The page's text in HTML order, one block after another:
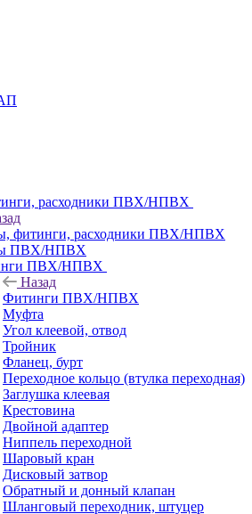
расходники ПВХ/НПВХ
фитинги, расходники ПВХ/НПВХ
ПВХ/НПВХ
ПВХ/НПВХ
Назад
Фитинги ПВХ/НПВХ
Муфта
Угол клеевой, отвод
Тройник
Фланец, бурт
Переходное кольцо (втулка переходная)
Заглушка клеевая
Крестовина
Двойной адаптер
Ниппель переходной
Шаровый кран
Дисковый затвор
Обратный и донный клапан
Шланговый переходник, штуцер